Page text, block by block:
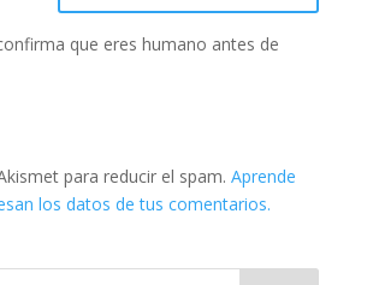
que eres humano antes de
para reducir el spam. Aprende
los datos de tus comentarios.